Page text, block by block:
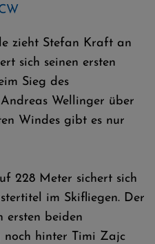
zieht Stefan Kraft an
sich seinen ersten
Sieg des
Wellinger über
Windes gibt es nur
228 Meter sichert sich
im Skifliegen. Der
ersten beiden
noch hinter Timi Zajc